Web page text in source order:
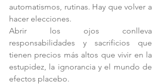
automatismos, rutinas. Hay que volver a
hacer elecciones.
Abrir los ojos conlleva
responsabilidades y sacrificios que
tienen precios más altos que vivir en la
estupidez, la ignorancia y el mundo de
efectos placebo.